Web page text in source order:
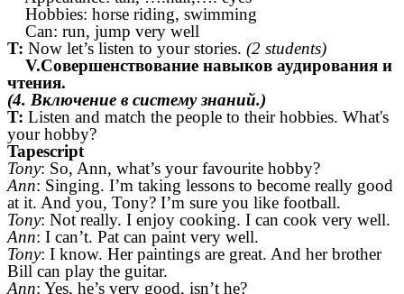
Hobbies: horse riding, swimming
Can: run, jump very well
T: Now let’s listen to your stories. (2 students)
V.Совершенствование навыков аудирования и
чтения.
(4. Включение в систему знаний.)
T: Listen and match the people to their hobbies. What's
your hobby?
Tapescript
Tony: So, Ann, what’s your favourite hobby?
Ann: Singing. I’m taking lessons to become really good
at it. And you, Tony? I’m sure you like football.
Tony: Not really. I enjoy cooking. I can cook very well.
Ann: I can’t. Pat can paint very well.
Tony: I know. Her paintings are great. And her brother
Bill can play the guitar.
Ann: Yes, he’s very good, isn’t he?